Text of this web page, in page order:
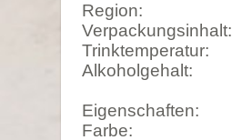
Region:
Verpackungsinhalt:
Trinktemperatur:
Alkoholgehalt:
Eigenschaften:
Farbe: